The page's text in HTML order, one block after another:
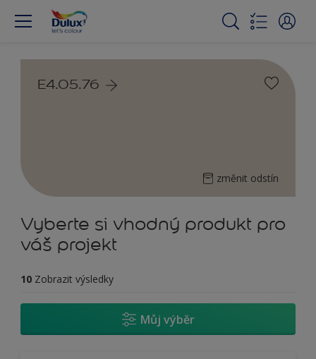
E4.05.76
změnit odstín
Vyberte si vhodný produkt pro
váš projekt
10 Zobrazit výsledky
Můj výběr